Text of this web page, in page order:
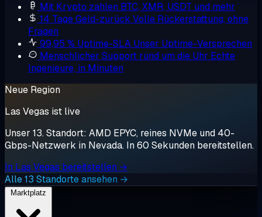
Mit Krypto zahlen BTC, XMR, USDT und mehr
14 Tage Geld-zurück Volle Rückerstattung, ohne
Fragen
99,95 % Uptime-SLA Unser Uptime-Versprechen
Menschlicher Support rund um die Uhr Echte
Ingenieure, in Minuten
Neue Region
Las Vegas ist live
Unser 13. Standort: AMD EPYC, reines NVMe und 40-
Gbps-Netzwerk in Nevada. In 60 Sekunden bereitstellen.
In Las Vegas bereitstellen →
Alle 13 Standorte ansehen →